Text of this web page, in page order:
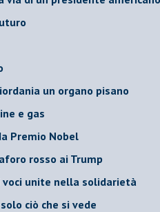
un organo pisano
e gas
Premio Nobel
rosso ai Trump
voci unite nella solidarietà
ciò che si vede